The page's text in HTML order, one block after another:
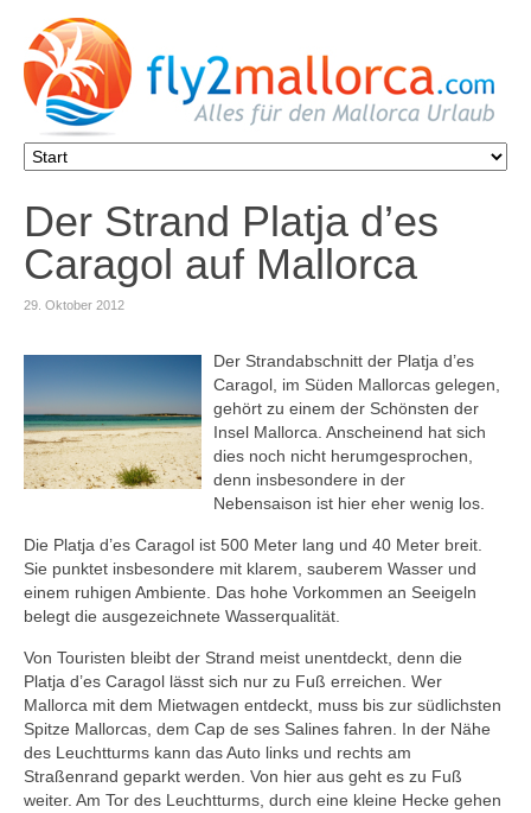
Der Strand Platja d’es
Caragol auf Mallorca
29. Oktober 2012
Der Strandabschnitt der Platja d’es
Caragol, im Süden Mallorcas gelegen,
gehört zu einem der Schönsten der
Insel Mallorca. Anscheinend hat sich
dies noch nicht herumgesprochen,
denn insbesondere in der
Nebensaison ist hier eher wenig los.
Die Platja d’es Caragol ist 500 Meter lang und 40 Meter breit.
Sie punktet insbesondere mit klarem, sauberem Wasser und
einem ruhigen Ambiente. Das hohe Vorkommen an Seeigeln
belegt die ausgezeichnete Wasserqualität.
Von Touristen bleibt der Strand meist unentdeckt, denn die
Platja d’es Caragol lässt sich nur zu Fuß erreichen. Wer
Mallorca mit dem Mietwagen entdeckt, muss bis zur südlichsten
Spitze Mallorcas, dem Cap de ses Salines fahren. In der Nähe
des Leuchtturms kann das Auto links und rechts am
Straßenrand geparkt werden. Von hier aus geht es zu Fuß
weiter. Am Tor des Leuchtturms, durch eine kleine Hecke gehen